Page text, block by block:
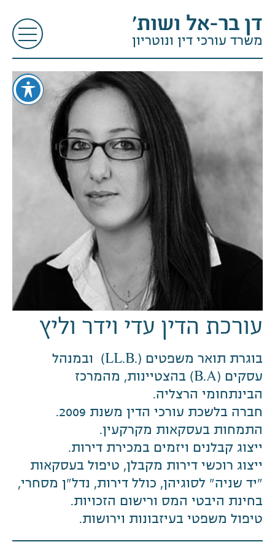
דן בר-אל ושות׳
משרד עורכי דין ונוטריון
עורכת הדין עדי וידר וליץ
בוגרת תואר משפטים (.LL.B) ובמנהל
עסקים (B.A) בהצטיינות, מהמרכז
הבינתחומי הרצליה.
חברה בלשכת עורכי הדין משנת 2009.
התמחות בעסקאות מקרקעין.
ייצוג קבלנים ויזמים במכירת דירות.
ייצוג רוכשי דירות מקבלן, טיפול בעסקאות
"יד שניה" לסוגיהן, כולל דירות, נדל"ן מסחרי,
בחינת היבטי המס ורישום הזכויות.
טיפול משפטי בעיזבונות וירושות.